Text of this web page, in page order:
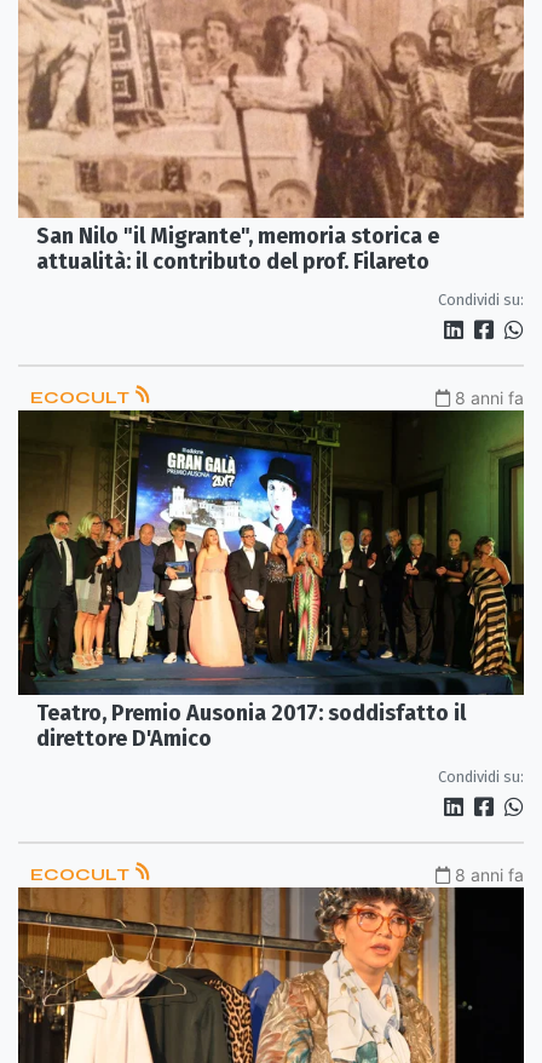
San Nilo "il Migrante", memoria storica e
attualità: il contributo del prof. Filareto
Condividi su:
ECOCULT 8 anni fa
Teatro, Premio Ausonia 2017: soddisfatto il
direttore D'Amico
Condividi su:
ECOCULT 8 anni fa